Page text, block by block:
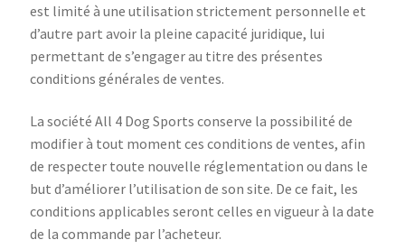
est limité à une utilisation strictement personnelle et
d’autre part avoir la pleine capacité juridique, lui
permettant de s’engager au titre des présentes
conditions générales de ventes.
La société All 4 Dog Sports conserve la possibilité de
modifier à tout moment ces conditions de ventes, afin
de respecter toute nouvelle réglementation ou dans le
but d’améliorer l’utilisation de son site. De ce fait, les
conditions applicables seront celles en vigueur à la date
de la commande par l’acheteur.